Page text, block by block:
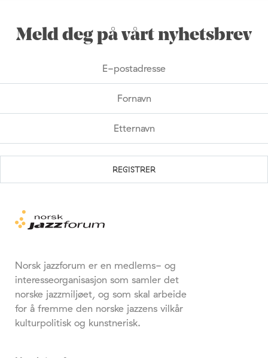
Meld deg på vårt nyhetsbrev
Norsk jazzforum er en medlems- og
interesseorganisasjon som samler det
norske jazzmiljøet, og som skal arbeide
for å fremme den norske jazzens vilkår
kulturpolitisk og kunstnerisk.